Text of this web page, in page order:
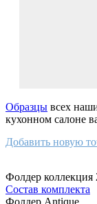
Образцы всех
кухонном салоне
Добавить новую
Фолдер коллекция
Состав комплекта